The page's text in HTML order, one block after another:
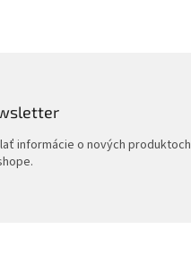
informácie o nových produktoch